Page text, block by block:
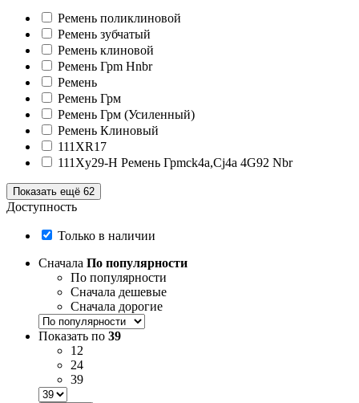
Ремень поликлиновой
Ремень зубчатый
Ремень клиновой
Ремень Грm Hnbr
Ремень
Ремень Грм
Ремень Грм (Усиленный)
Ремень Клиновый
111XR17
111Xy29-H Ремень Грmck4a,Cj4a 4G92 Nbr
Показать ещё 62
Доступность
Только в наличии
Сначала По популярности
По популярности
Сначала дешевые
Сначала дорогие
Показать по 39
12
24
39